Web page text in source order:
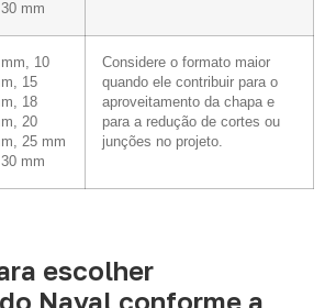
mm
10
15
18
20
25 mm
mm
Considere o formato maior
quando ele contribuir para o
aproveitamento da chapa e
para a redução de cortes ou
junções no projeto.
escolher
Naval conforme a